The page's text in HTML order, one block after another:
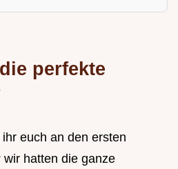
perfekte
euch an den ersten
hatten die ganze